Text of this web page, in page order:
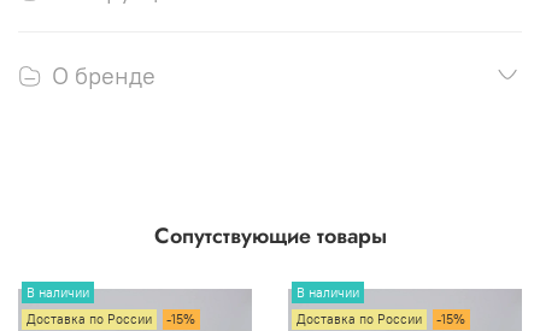
О бренде
Сопутствующие товары
В наличии
Доставка по России
-15%
В наличии
Доставка по России
-15%